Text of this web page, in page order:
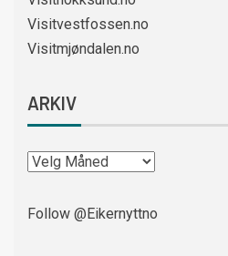
Visitvestfossen.no
Visitmjøndalen.no
ARKIV
Follow @Eikernyttno